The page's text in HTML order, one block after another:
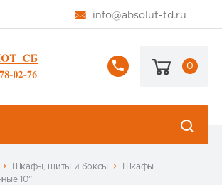
info@absolut-td.ru
+7
178-
0
Шкафы, щиты и боксы
Шкафы
10”